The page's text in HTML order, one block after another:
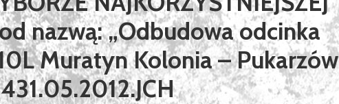
nazwą: „Odbudowa odcinka
Muratyn Kolonia – Pukarzów